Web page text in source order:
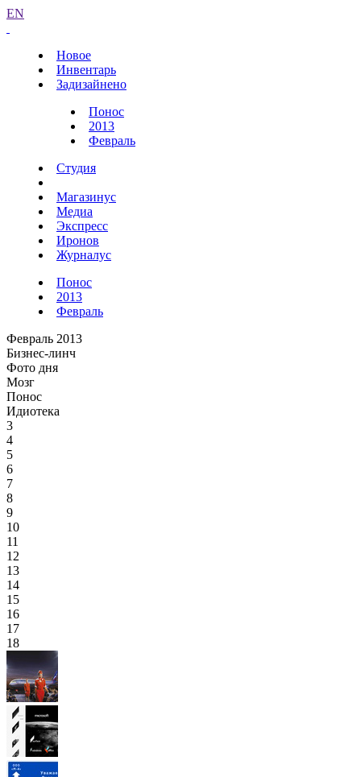
EN
Новое
Инвентарь
Задизайнено
Понос
2013
Февраль
Студия
Магазинус
Медиа
Экспресс
Иронов
Журналус
Понос
2013
Февраль
Февраль 2013
Бизнес-линч
Фото дня
Мозг
Понос
Идиотека
3
4
5
6
7
8
9
10
11
12
13
14
15
16
17
18